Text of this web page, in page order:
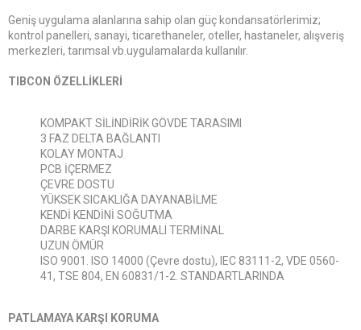
Geniş uygulama alanlarına sahip olan güç kondansatörlerimiz;
kontrol panelleri, sanayi, ticarethaneler, oteller, hastaneler, alışveriş
merkezleri, tarımsal vb.uygulamalarda kullanılır.
TIBCON ÖZELLİKLERİ
KOMPAKT SİLİNDİRİK GÖVDE TARASIMI
3 FAZ DELTA BAĞLANTI
KOLAY MONTAJ
PCB İÇERMEZ
ÇEVRE DOSTU
YÜKSEK SICAKLIĞA DAYANABİLME
KENDİ KENDİNİ SOĞUTMA
DARBE KARŞI KORUMALI TERMİNAL
UZUN ÖMÜR
ISO 9001. ISO 14000 (Çevre dostu), IEC 83111-2, VDE 0560-
41, TSE 804, EN 60831/1-2. STANDARTLARINDA
PATLAMAYA KARŞI KORUMA